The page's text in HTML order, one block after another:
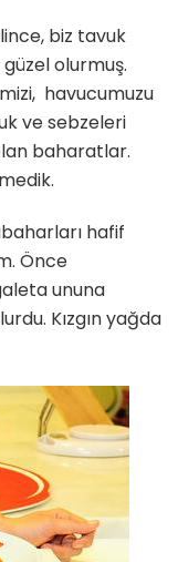
biz tavuk
olurmuş.
havucumuzu
ve sebzeleri
baharatlar.
hafif
Önce
ununa
Kızgın yağda